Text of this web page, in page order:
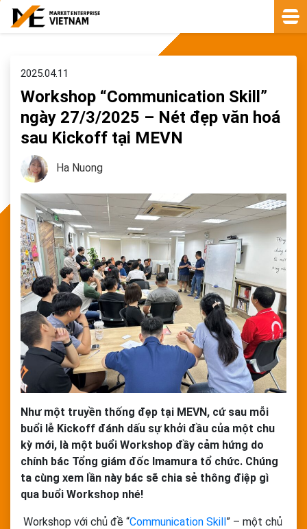
2025.04.11
Workshop “Communication Skill”
ngày 27/3/2025 – Nét đẹp văn hoá
sau Kickoff tại MEVN
Ha Nuong
Như một truyền thống đẹp tại MEVN, cứ sau mỗi
buổi lễ Kickoff đánh dấu sự khởi đầu của một chu
kỳ mới, là một buổi Workshop đầy cảm hứng do
chính bác Tổng giám đốc Imamura tổ chức. Chúng
ta cùng xem lần này bác sẽ chia sẻ thông điệp gì
qua buổi Workshop nhé!
Workshop với chủ đề “Communication Skill” – một chủ